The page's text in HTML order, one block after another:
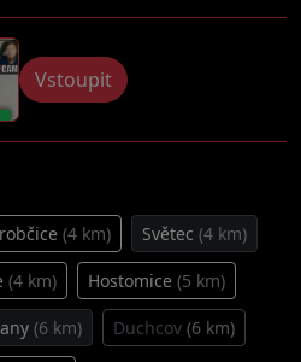
Vstoupit
(4 km) Světec (4 km)
(4 km) Hostomice (5 km)
(6 km) Duchcov (6 km)